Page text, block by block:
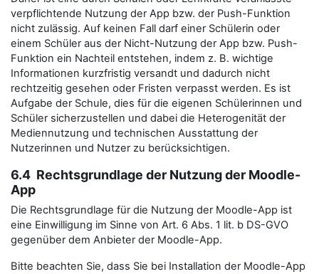
verpflichtende Nutzung der App bzw. der Push-Funktion
nicht zulässig. Auf keinen Fall darf einer Schülerin oder
einem Schüler aus der Nicht-Nutzung der App bzw. Push-
Funktion ein Nachteil entstehen, indem z. B. wichtige
Informationen kurzfristig versandt und dadurch nicht
rechtzeitig gesehen oder Fristen verpasst werden. Es ist
Aufgabe der Schule, dies für die eigenen Schülerinnen und
Schüler sicherzustellen und dabei die Heterogenität der
Mediennutzung und technischen Ausstattung der
Nutzerinnen und Nutzer zu berücksichtigen.
6.4 Rechtsgrundlage der Nutzung der Moodle-
App
Die Rechtsgrundlage für die Nutzung der Moodle-App ist
eine Einwilligung im Sinne von Art. 6 Abs. 1 lit. b DS-GVO
gegenüber dem Anbieter der Moodle-App.
Bitte beachten Sie, dass Sie bei Installation der Moodle-App